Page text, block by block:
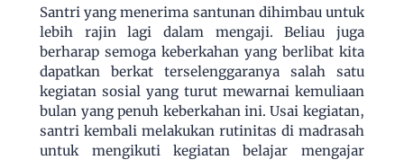
Santri yang menerima santunan dihimbau untuk
lebih rajin lagi dalam mengaji. Beliau juga
berharap semoga keberkahan yang berlibat kita
dapatkan berkat terselenggaranya salah satu
kegiatan sosial yang turut mewarnai kemuliaan
bulan yang penuh keberkahan ini. Usai kegiatan,
santri kembali melakukan rutinitas di madrasah
untuk mengikuti kegiatan belajar mengajar